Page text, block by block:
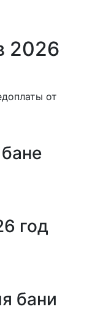
2026
от
год
бани